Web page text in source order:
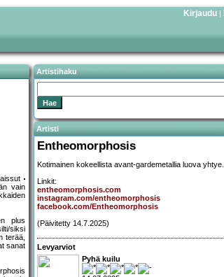
Kirjaudu |
vain
plus
siksi
terää,
sanat
Artistihaku
Artisti
Entheomorphosis
Kotimainen kokeellista avant-gardemetallia luova yhtye.
Linkit:
entheomorphosis.com
instagram.com/entheomorphosis
facebook.com/Entheomorphosis
(Päivitetty 14.7.2025)
Levyarviot
Pyhä kuilu